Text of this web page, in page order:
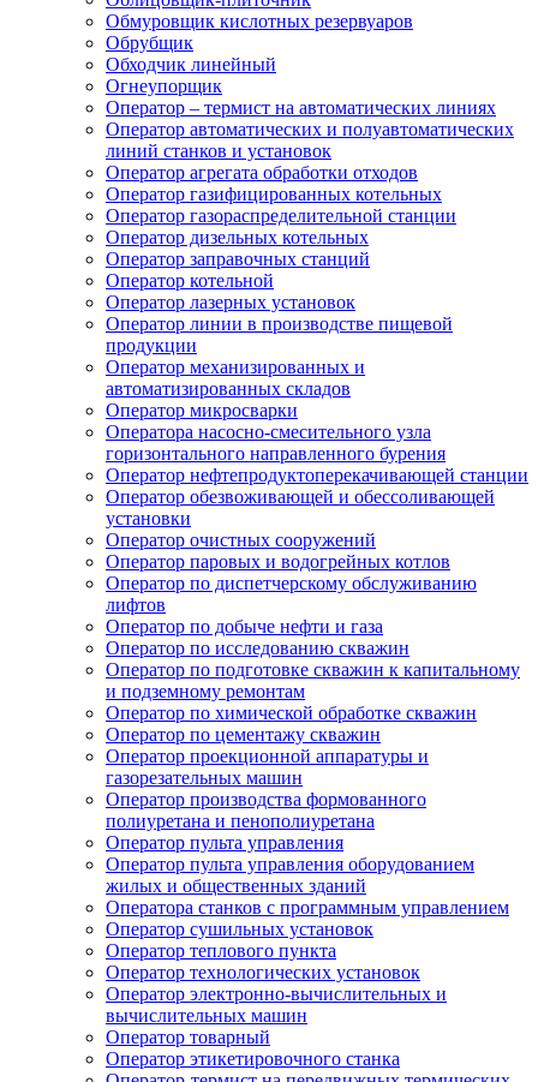
Обмуровщик кислотных резервуаров
Обрубщик
Обходчик линейный
Огнеупорщик
Оператор – термист на автоматических линиях
Оператор автоматических и полуавтоматических
линий станков и установок
Оператор агрегата обработки отходов
Оператор газифицированных котельных
Оператор газораспределительной станции
Оператор дизельных котельных
Оператор заправочных станций
Оператор котельной
Оператор лазерных установок
Оператор линии в производстве пищевой
продукции
Оператор механизированных и
автоматизированных складов
Оператор микросварки
Оператора насосно-смесительного узла
горизонтального направленного бурения
Оператор нефтепродуктоперекачивающей станции
Оператор обезвоживающей и обессоливающей
установки
Оператор очистных сооружений
Оператор паровых и водогрейных котлов
Оператор по диспетчерскому обслуживанию
лифтов
Оператор по добыче нефти и газа
Оператор по исследованию скважин
Оператор по подготовке скважин к капитальному
и подземному ремонтам
Оператор по химической обработке скважин
Оператор по цементажу скважин
Оператор проекционной аппаратуры и
газорезательных машин
Оператор производства формованного
полиуретана и пенополиуретана
Оператор пульта управления
Оператор пульта управления оборудованием
жилых и общественных зданий
Оператора станков с программным управлением
Оператор сушильных установок
Оператор теплового пункта
Оператор технологических установок
Оператор электронно-вычислительных и
вычислительных машин
Оператор товарный
Оператор этикетировочного станка